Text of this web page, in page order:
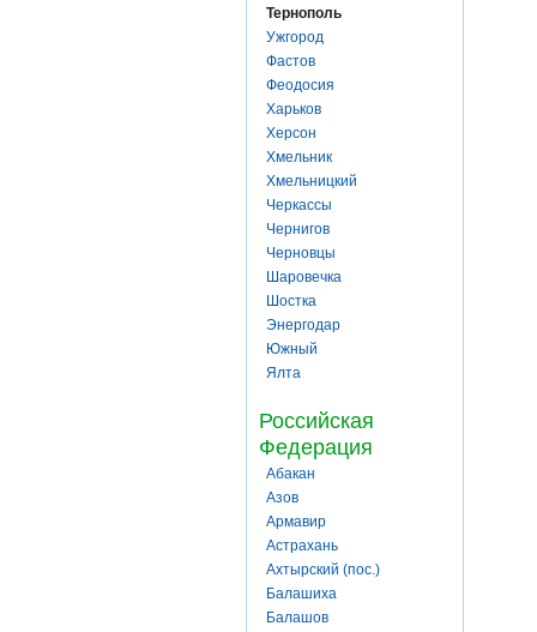
Тернополь
Ужгород
Фастов
Феодосия
Харьков
Херсон
Хмельник
Хмельницкий
Черкассы
Чернигов
Черновцы
Шаровечка
Шостка
Энергодар
Южный
Ялта
Российская
Федерация
Абакан
Азов
Армавир
Астрахань
Ахтырский (пос.)
Балашиха
Балашов